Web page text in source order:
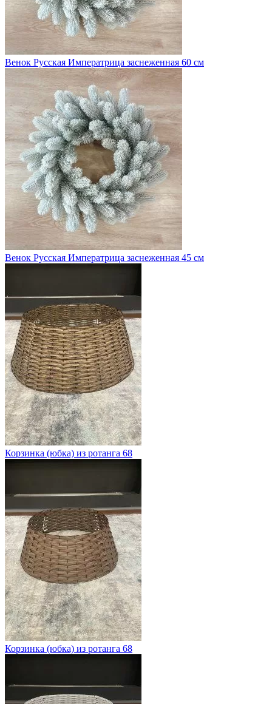
Венок Русская Императрица заснеженная 60 см
Венок Русская Императрица заснеженная 45 см
Корзинка (юбка) из ротанга 68
Корзинка (юбка) из ротанга 68